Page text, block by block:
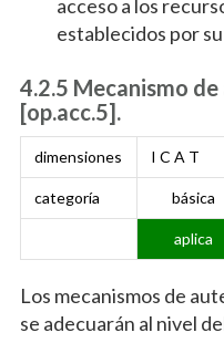
acceso a los
establecidos por
4.2.5 Mecanismo
[op.acc.5].
dimensiones I C A T
categoría básica
aplica
Los mecanismos de
se adecuarán al nivel